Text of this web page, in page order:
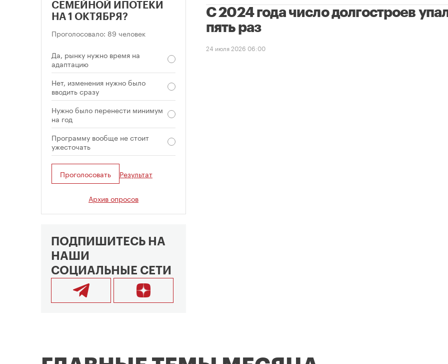
С 2024 года число долгостроев
пять раз
24 июля 2026 06:00
СЕМЕЙНОЙ ИПОТЕКИ
НА 1 ОКТЯБРЯ?
Проголосовало: 89 человек
Да, рынку нужно время на
адаптацию
Нет, изменения нужно было
вводить сразу
Нужно было перенести минимум
на год
Программу вообще не стоит
ужесточать
Проголосовать Результат
Архив опросов
ПОДПИШИТЕСЬ НА
НАШИ
СОЦИАЛЬНЫЕ СЕТИ